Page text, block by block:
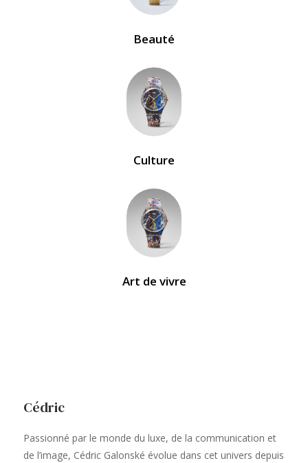
Beauté
Culture
Art de vivre
Cédric
Passionné par le monde du luxe, de la communication et
de l’image, Cédric Galonské évolue dans cet univers depuis